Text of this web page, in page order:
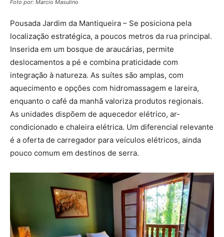
Foto por: Marcio Masulino
Pousada Jardim da Mantiqueira – Se posiciona pela
localização estratégica, a poucos metros da rua principal.
Inserida em um bosque de araucárias, permite
deslocamentos a pé e combina praticidade com
integração à natureza. As suítes são amplas, com
aquecimento e opções com hidromassagem e lareira,
enquanto o café da manhã valoriza produtos regionais.
As unidades dispõem de aquecedor elétrico, ar-
condicionado e chaleira elétrica. Um diferencial relevante
é a oferta de carregador para veículos elétricos, ainda
pouco comum em destinos de serra.